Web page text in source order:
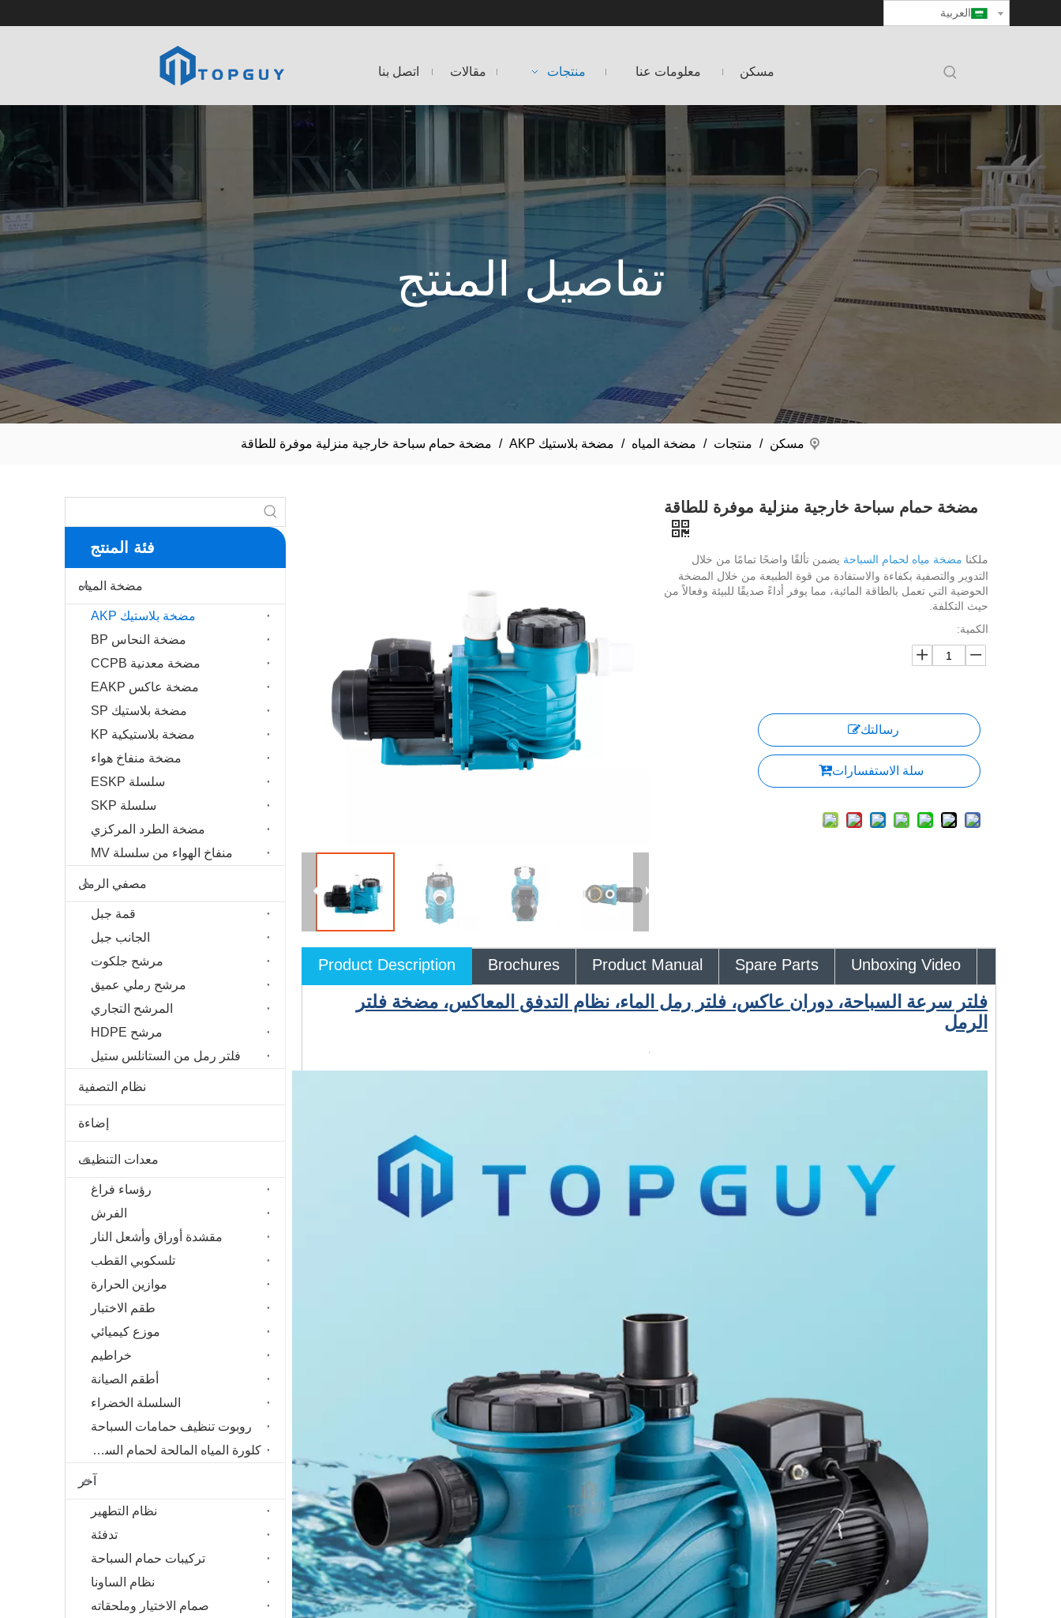
العربية
مسكن معلومات عنا منتجات مقالات اتصل بنا
تفاصيل المنتج
مسكن / منتجات / مضخة المياه / مضخة بلاستيك AKP / مضخة حمام سباحة خارجية منزلية موفرة للطاقة
فئة المنتج
مضخة المياه
مضخة بلاستيك AKP
مضخة النحاس BP
مضخة معدنية CCPB
مضخة عاكس EAKP
مضخة بلاستيك SP
مضخة بلاستيكية KP
مضخة منفاخ هواء
سلسلة ESKP
سلسلة SKP
مضخة الطرد المركزي
منفاخ الهواء من سلسلة MV
مصفي الرمل
قمة جبل
الجانب جبل
مرشح جلكوت
مرشح رملي عميق
المرشح التجاري
مرشح HDPE
فلتر رمل من الستانلس ستيل
نظام التصفية
إضاءة
معدات التنظيف
رؤساء فراغ
الفرش
مقشدة أوراق وأشعل النار
تلسكوبي القطب
موازين الحرارة
طقم الاختبار
موزع كيميائي
خراطيم
أطقم الصيانة
السلسلة الخضراء
روبوت تنظيف حمامات السباحة
كلورة المياه المالحة لحمام السباحة
آخر
نظام التطهير
تدفئة
تركيبات حمام السباحة
نظام الساونا
صمام الاختيار وملحقاته
مضخة حمام سباحة خارجية منزلية موفرة للطاقة
ملكنا مضخة مياه لحمام السباحة يضمن تألقًا واضحًا تمامًا من خلال
التدوير والتصفية بكفاءة والاستفادة من قوة الطبيعة من خلال المضخة
الحوضية التي تعمل بالطاقة المائية، مما يوفر أداءً صديقًا للبيئة وفعالاً من
حيث التكلفة.
الكمية:
رسالتك
سلة الاستفسارات
Product Description Brochures Product Manual Spare Parts Unboxing Video
فلتر سرعة السباحة، دوران عاكس، فلتر رمل الماء، نظام التدفق المعاكس، مضخة فلتر
الرمل